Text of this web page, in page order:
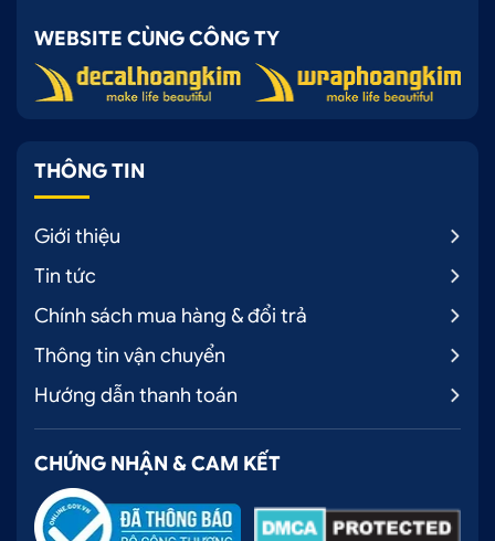
WEBSITE CÙNG CÔNG TY
THÔNG TIN
Giới thiệu
Tin tức
Chính sách mua hàng & đổi trả
Thông tin vận chuyển
Hướng dẫn thanh toán
CHỨNG NHẬN & CAM KẾT